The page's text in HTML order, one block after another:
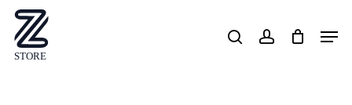
Skip
main
searchaccountClose